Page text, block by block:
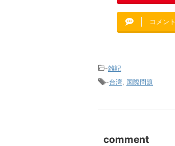
コメント
-雑記
-台湾 国際問題
comment